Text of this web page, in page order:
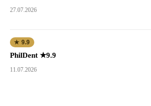
27.07.2026
★ 9.9
PhilDent ★9.9
11.07.2026